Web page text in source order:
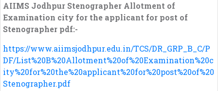
AIIMS Jodhpur Stenographer Allotment of
Examination city for the applicant for post of
Stenographer pdf:-
https://www.aiimsjodhpur.edu.in/TCS/DR_GRP_B_C/P
DF/List%20B%20Allotment%20of%20Examination%20c
ity%20for%20the%20applicant%20for%20post%20of%20
Stenographer.pdf